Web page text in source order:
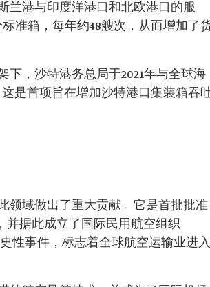
兰港与印度洋港口和北欧港口的服
准箱，每年约48艘次，从而增加了
，沙特港务总局于2021年与全球海
是首项旨在增加沙特港口集装箱吞
领域做出了重大贡献。它是首批批准
并据此成立了国际民用航空组织
性事件，标志着全球航空运输业进入